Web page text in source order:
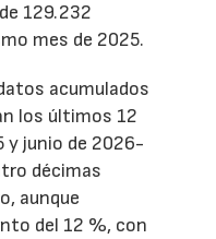
129.232
mes de 2025.
acumulados
los últimos 12
y junio de 2026-
décimas
aunque
del 12 %, con